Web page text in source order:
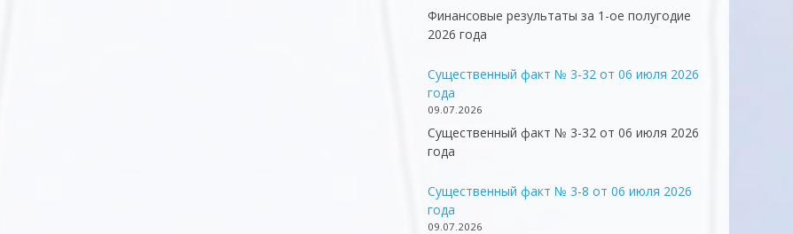
Финансовые результаты за 1-ое полугодие
2026 года
Существенный факт № 3-32 от 06 июля 2026
года
09.07.2026
Существенный факт № 3-32 от 06 июля 2026
года
Существенный факт № 3-8 от 06 июля 2026
года
09.07.2026